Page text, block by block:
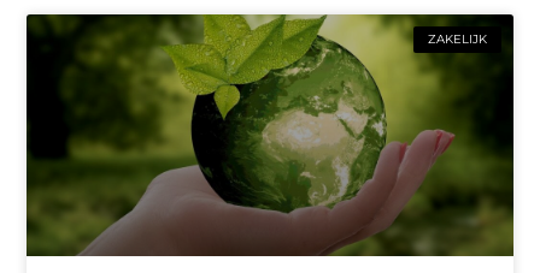
ZAKELIJK